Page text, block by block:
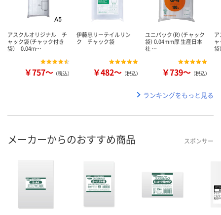
アスクルオリジナル チ
ャック袋（チャック付き
袋） 0.04m…
￥757～ （税込）
伊藤忠リーテイルリン
ク チャック袋
￥482～ （税込）
ユニパック（R）（チャック
袋） 0.04mm厚 生産日本
社 …
￥739～ （税込）
ャ
ランキングをもっと見る
メーカーからのおすすめ商品 スポンサー